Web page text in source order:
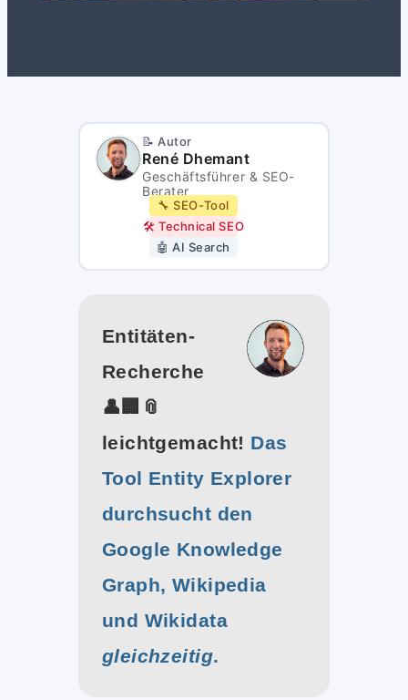
📝 Autor
René Dhemant
Geschäftsführer & SEO-
Berater
🔧 SEO-Tool
🛠️ Technical SEO
🤖 AI Search
Entitäten-
Recherche
👤🏢📎
leichtgemacht! Das
Tool Entity Explorer
durchsucht den
Google Knowledge
Graph, Wikipedia
und Wikidata
gleichzeitig.